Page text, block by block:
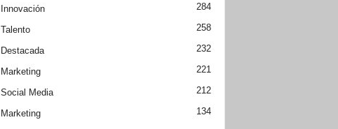
Innovación 284
Talento 258
Destacada 232
Marketing 221
Social Media 212
Marketing 134